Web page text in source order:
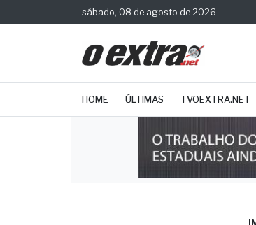
sábado, 08 de agosto de 2026
HOME ÚLTIMAS TVOEXTRA.NET